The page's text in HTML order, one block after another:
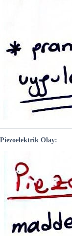
Piezoelektrik Olay: